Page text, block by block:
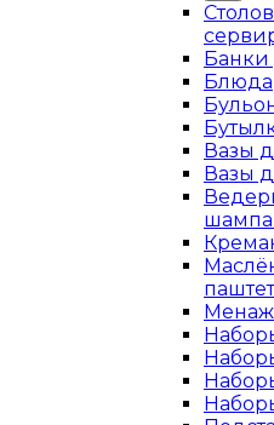
Банки
Блюда
Вазы
Вазы